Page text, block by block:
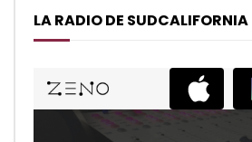
LA RADIO DE SUDCALIFORNIA